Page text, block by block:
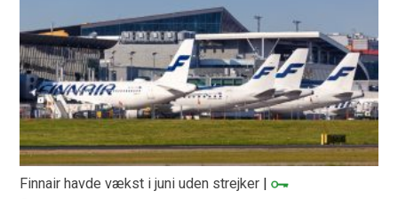
Finnair havde vækst i juni uden strejker |